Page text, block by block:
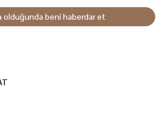
olduğunda beni haberdar et